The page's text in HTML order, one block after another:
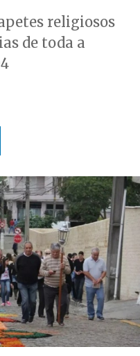
religiosos
de toda a